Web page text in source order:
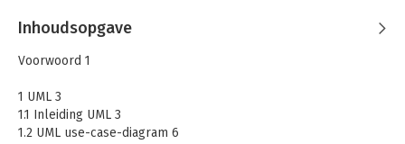
Inhoudsopgave
Voorwoord 1
1 UML 3
1.1 Inleiding UML 3
1.2 UML use-case-diagram 6